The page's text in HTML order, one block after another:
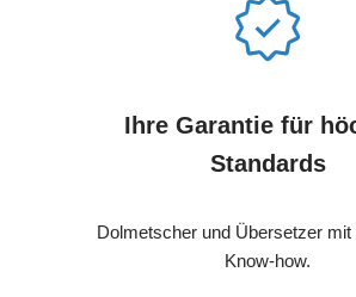
Ihre Garantie für
Standards
Dolmetscher und Übersetzer mit
Know-how.